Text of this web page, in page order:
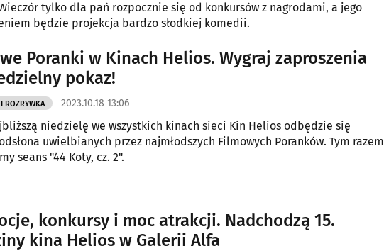
tylko dla pań rozpocznie się od konkursów z nagrodami, a jego
będzie projekcja bardzo słodkiej komedii.
Poranki w Kinach Helios. Wygraj zaproszenia
pokaz!
ROZRYWKA 2023.10.18 13:06
niedzielę we wszystkich kinach sieci Kin Helios odbędzie się
uwielbianych przez najmłodszych Filmowych Poranków. Tym razem
seans "44 Koty, cz. 2".
konkursy i moc atrakcji. Nadchodzą 15.
kina Helios w Galerii Alfa